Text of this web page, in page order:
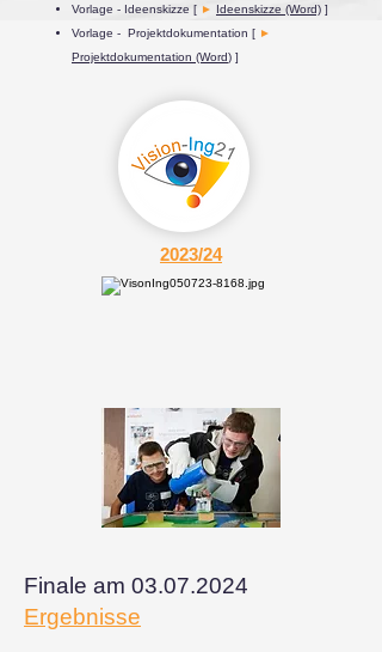
Vorlage - Ideenskizze [ ► Ideenskizze (Word) ]
Vorlage - Projektdokumentation [ ►
Projektdokumentation (Word) ]
2023/24
Finale am 03.07.2024
Ergebnisse